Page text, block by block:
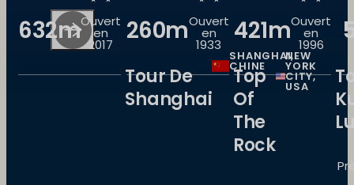
632mOuvert
en
2017
Tour De
Shanghai
SHANGHAI,
CHINE
260mOuvert
en
1933
Top
Of
The
Rock
NEW
YORK
CITY,
USA
421mOuvert
en
1996